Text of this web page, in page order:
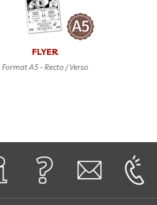
FLYER
Format A5 - Recto / Verso